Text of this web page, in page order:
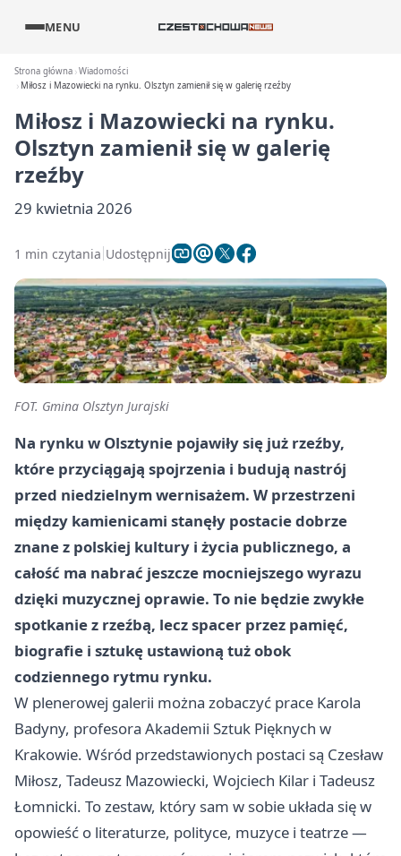
MENU
Strona główna Wiadomości
Miłosz i Mazowiecki na rynku. Olsztyn zamienił się w galerię rzeźby
Miłosz i Mazowiecki na rynku.
Olsztyn zamienił się w galerię
rzeźby
29 kwietnia 2026
1 min czytania Udostępnij
FOT. Gmina Olsztyn Jurajski
Na rynku w Olsztynie pojawiły się już rzeźby,
które przyciągają spojrzenia i budują nastrój
przed niedzielnym wernisażem. W przestrzeni
między kamienicami stanęły postacie dobrze
znane z polskiej kultury i życia publicznego, a
całość ma nabrać jeszcze mocniejszego wyrazu
dzięki muzycznej oprawie. To nie będzie zwykłe
spotkanie z rzeźbą, lecz spacer przez pamięć,
biografie i sztukę ustawioną tuż obok
codziennego rytmu rynku.
W plenerowej galerii można zobaczyć prace Karola
Badyny, profesora Akademii Sztuk Pięknych w
Krakowie. Wśród przedstawionych postaci są Czesław
Miłosz, Tadeusz Mazowiecki, Wojciech Kilar i Tadeusz
Łomnicki. To zestaw, który sam w sobie układa się w
opowieść o literaturze, polityce, muzyce i teatrze —